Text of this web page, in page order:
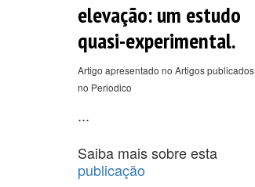
elevação: um estudo
quasi-experimental.
Artigo apresentado no Artigos publicados
no Periodico
...
Saiba mais sobre esta
publicação